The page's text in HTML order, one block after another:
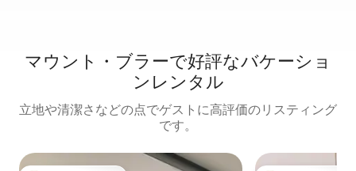
マウント・ブラーで好評なバケーショ
ンレンタル
立地や清潔さなどの点でゲストに高評価のリスティング
です。